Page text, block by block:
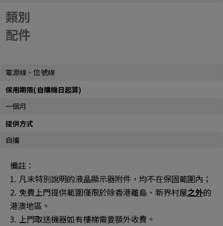
類別
配件
電源線、信號線
保用期限(自購機日起算)
一個月
提供方式
自攜
備註：
1. 凡未特別說明的液晶顯示器附件，均不在保固範圍內；
2. 免費上門提供範圍僅限於除香港離島、新界村屋之外的
港澳地區。
3. 上門取送機器如有樓梯需要額外收費。